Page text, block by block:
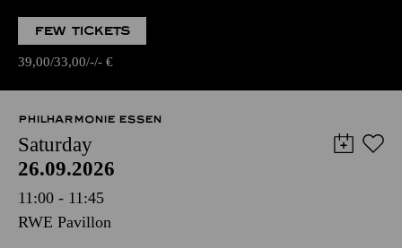
FEW TICKETS
39,00 33,00 - - €
PHILHARMONIE ESSEN
Saturday
26.09.2026
11:00 - 11:45
RWE Pavillon